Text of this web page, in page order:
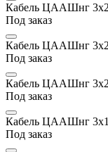
Кабель ЦААШнг
Под заказ
Кабель ЦААШнг
Под заказ
Кабель ЦААШнг
Под заказ
Кабель ЦААШнг
Под заказ